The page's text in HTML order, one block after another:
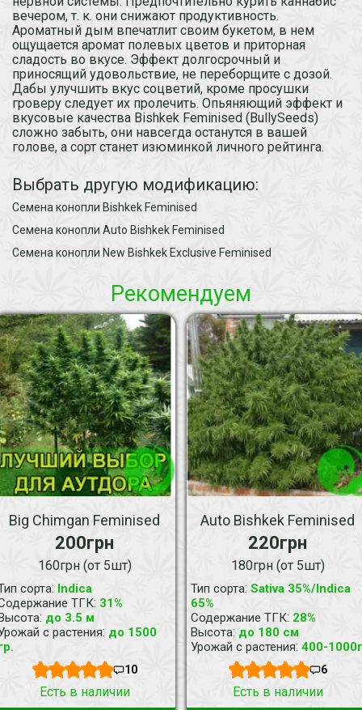
вечером, т. к. они снижают продуктивность.
Ароматный дым впечатлит своим букетом, в нем
ощущается аромат полевых цветов и приторная
сладость во вкусе. Эффект долгосрочный и
приносящий удовольствие, не переборщите с дозой.
Дабы улучшить вкус соцветий, кроме просушки
гроверу следует их пролечить. Опьяняющий эффект и
вкусовые качества Bishkek Feminised (BullySeeds)
сложно забыть, они навсегда останутся в вашей
голове, а сорт станет изюминкой личного рейтинга.
Выбрать другую модификацию:
Семена конопли Bishkek Feminised
Семена конопли Auto Bishkek Feminised
Семена конопли New Bishkek Exclusive Feminised
Рекомендуем
Big Chimgan Feminised
200грн
160грн (от 5шт)
сорта: Indica
ТГК: 31%
: до 3.5 м
с растения: до 1500
10
Есть в наличии
Auto Bishkek Feminised
220грн
180грн (от 5шт)
Тип сорта: Sativa 35%/Indica
65%
Содержание ТГК: 28%
Высота: до 180 см
Урожай с растения: 400-1000г
6
Есть в наличии